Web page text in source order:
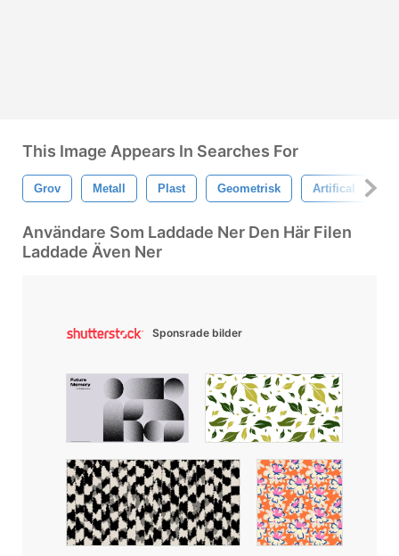
This Image Appears In Searches For
Grov Metall Plast Geometrisk Artifical
Användare Som Laddade Ner Den Här Filen
Laddade Även Ner
Sponsrade bilder